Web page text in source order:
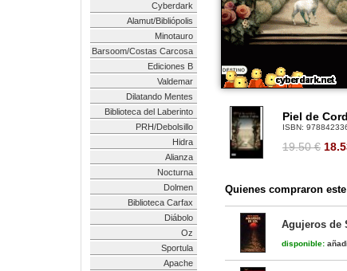
Cyberdark
Alamut/Bibliópolis
Minotauro
Barsoom/Costas Carcosa
Ediciones B
Valdemar
Dilatando Mentes
Biblioteca del Laberinto
PRH/Debolsillo
Hidra
Alianza
Nocturna
Dolmen
Biblioteca Carfax
Diábolo
Oz
Sportula
Apache
Piel de
ISBN:
19.50 €
Quienes compraron
Agujeros de
disponible: